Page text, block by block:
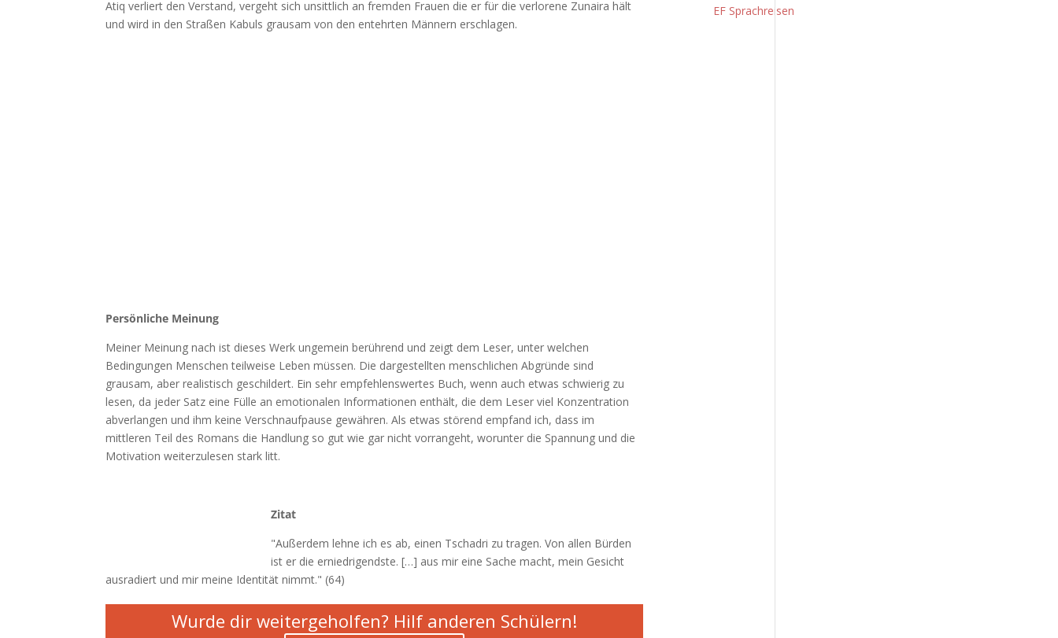
Atiq verliert den Verstand, vergeht sich unsittlich an fremden Frauen die er für die verlorene Zunaira hält
und wird in den Straßen Kabuls grausam von den entehrten Männern erschlagen.
Persönliche Meinung
Meiner Meinung nach ist dieses Werk ungemein berührend und zeigt dem Leser, unter welchen
Bedingungen Menschen teilweise Leben müssen. Die dargestellten menschlichen Abgründe sind
grausam, aber realistisch geschildert. Ein sehr empfehlenswertes Buch, wenn auch etwas schwierig zu
lesen, da jeder Satz eine Fülle an emotionalen Informationen enthält, die dem Leser viel Konzentration
abverlangen und ihm keine Verschnaufpause gewähren. Als etwas störend empfand ich, dass im
mittleren Teil des Romans die Handlung so gut wie gar nicht vorrangeht, worunter die Spannung und die
Motivation weiterzulesen stark litt.
Zitat
"Außerdem lehne ich es ab, einen Tschadri zu tragen. Von allen Bürden
ist er die erniedrigendste. […] aus mir eine Sache macht, mein Gesicht
ausradiert und mir meine Identität nimmt." (64)
Wurde dir weitergeholfen? Hilf anderen Schülern!
EF Sprachreisen